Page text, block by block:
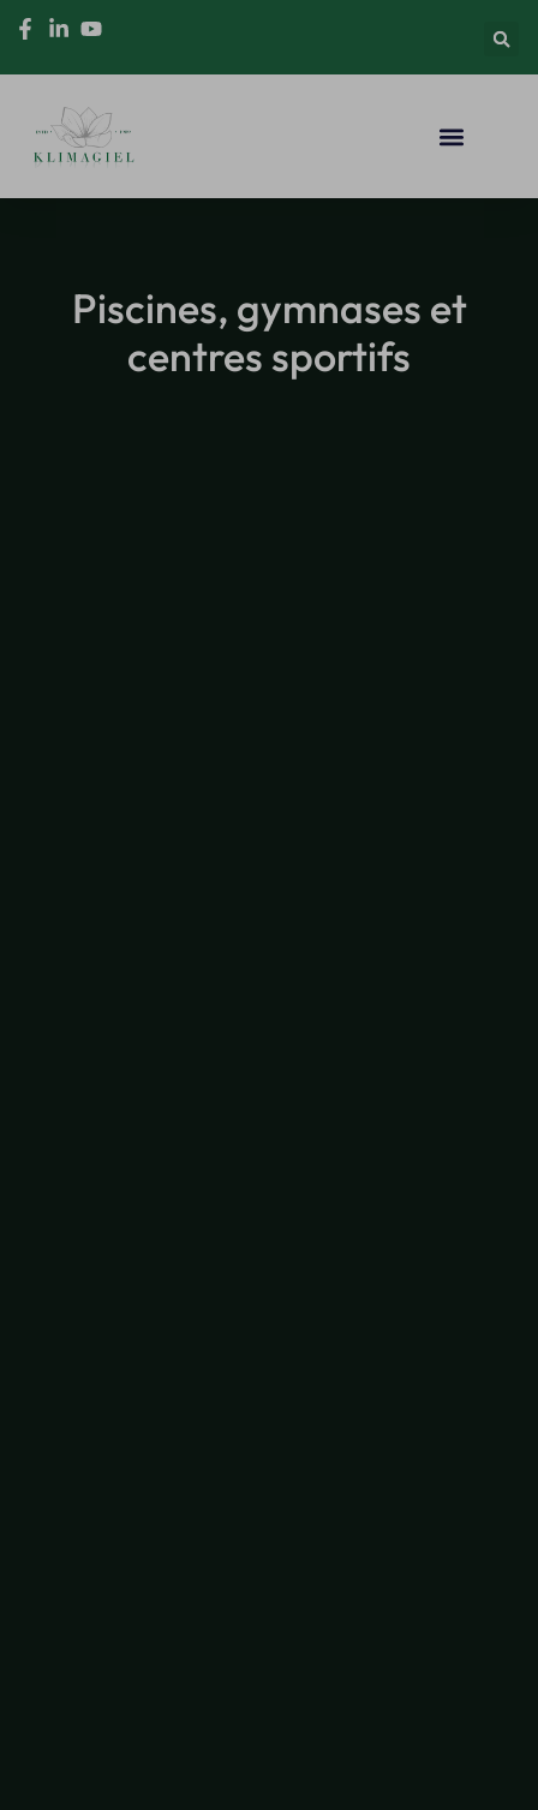
Piscines, gymnases et
centres sportifs